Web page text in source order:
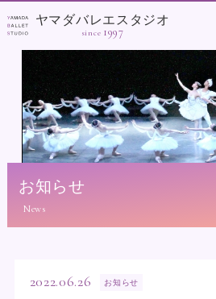
ヤマダバレエスタジオ
since 1997
お知らせ
2022.06.26 お知らせ